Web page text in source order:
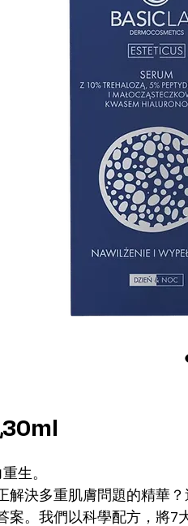
生。
解決多重肌膚問題的精華
案。我們以科學配方，將7